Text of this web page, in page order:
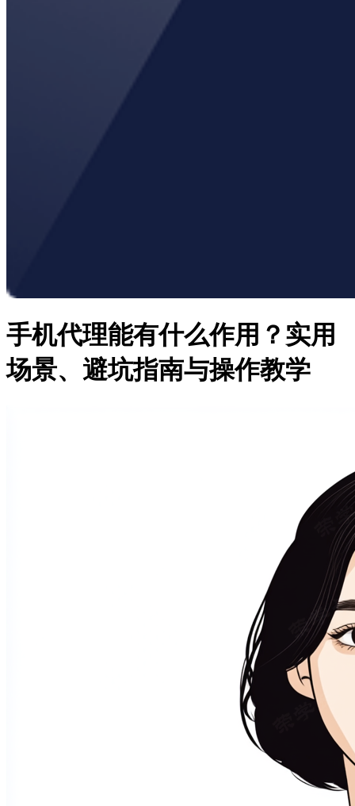
手机代理能有什么作用？实用
场景、避坑指南与操作教学